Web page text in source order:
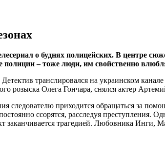
о буднях полицейских. В центре
– тоже люди, им свойственно
транслировался на украинском
розыска Олега Гончара, снялся актер
следователю приходится обращаться за
ссорятся, расследуя
трагедией. Любовника Инги,